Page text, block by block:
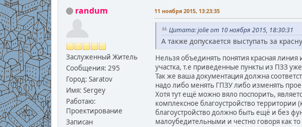
randum
Заслуженный Житель
Сообщения: 295
Город: Saratov
Имя: Sergey
Работаю:
Проектирование
Записан
11 ноября 2015, 13:23:35
Цитата: jolie от 10 ноября 2015, 18:30:31
А также допускается выступать за
Нельзя объединять понятия красная линия
участка, т.е приведенные пункты из ПЗЗ
Так же ваша документация должна
надо либо менять ГПЗУ либо изменять
Хотя тут ещё можно вяло поспорить,
комплексное благоустройство территории
благоустройство должно быть ещё и без
малоубедительными и честно говоря как